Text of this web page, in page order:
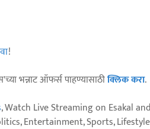
!
भन्नाट ऑफर्स पाहण्यासाठीक्लिक करा.
, Watch Live Streaming on Esakal and
Entertainment, Sports, Lifestyle,